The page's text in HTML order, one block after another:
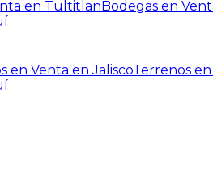
en TultitlanBodegas en
en Venta en JaliscoTerrenos